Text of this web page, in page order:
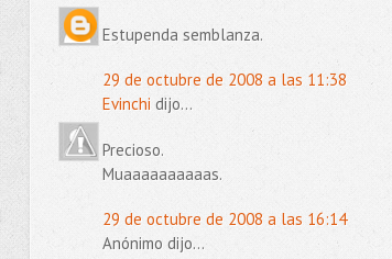
Estupenda semblanza.
29 de octubre de 2008 a las 11:38
Evinchi dijo...
Precioso.
Muaaaaaaaaaas.
29 de octubre de 2008 a las 16:14
Anónimo dijo...